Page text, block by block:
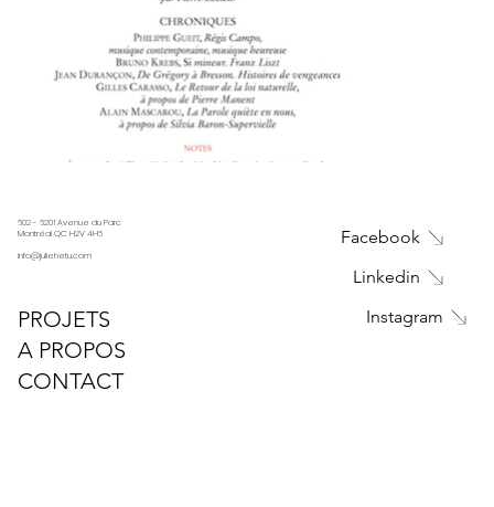
602 - 6201 Avenue du Parc
Montréal QC H2V 4H6
info@juliehetu.com
PROJETS
A PROPOS
CONTACT
Facebook
Linkedin
Instagram